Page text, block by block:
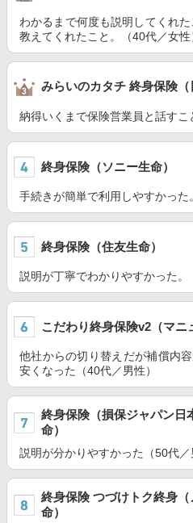
わかるまで何度も説明してくれ
教えてくれたこと。（40代／女性
みらいのカタチ 終身保険（
納得いくまで保険営業員と話すこ
終身保険（ソニー生命）
手続きが簡単で利用しやすかった
終身保険（住友生命）
説明が丁寧でわかりやすかった。
こだわり終身保険v2（マニ
他社からの切り替えだが補償内
安くなった（40代／男性）
終身保険（損保ジャパン日
命）
説明が分かりやすかった（50代／
終身保険 つづけトク終身
命）